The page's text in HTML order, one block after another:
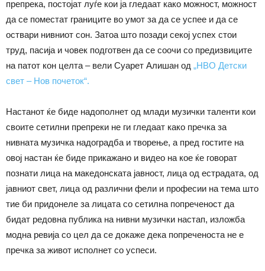
препрека, постојат луѓе кои ја гледаат како можност, можност
да се поместат границите во умот за да се успее и да се
оствари нивниот сон. Затоа што позади секој успех стои
труд, пасија и човек подготвен да се соочи со предизвиците
на патот кон целта – вели Суарет Алишан од „НВО Детски
свет – Нов почеток“.
Настанот ќе биде надополнет од млади музички таленти кои
своите сетилни препреки не ги гледаат како пречка за
нивната музичка надоградба и творење, а пред гостите на
овој настан ќе биде прикажано и видео на кое ќе говорат
познати лица на македонската јавност, лица од естрадата, од
јавниот свет, лица од различни фели и професии на тема што
тие би придонеле за лицата со сетилна попреченост да
бидат редовна публика на нивни музички настап, изложба
модна ревија со цел да се докаже дека попреченоста не е
пречка за живот исполнет со успеси.